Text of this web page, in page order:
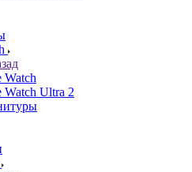
Watch
Watch Ultra 2